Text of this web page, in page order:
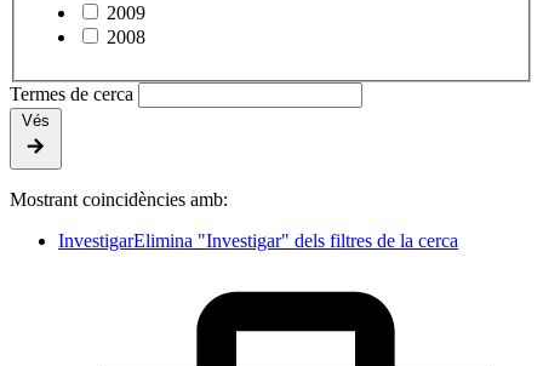
2009
2008
Termes de cerca
Vés
Mostrant coincidències amb:
InvestigarElimina "Investigar" dels filtres de la cerca